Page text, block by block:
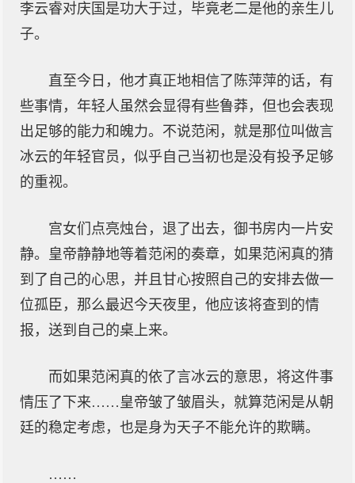
李云睿对庆国是功大于过，毕竟老二是他的亲生儿
子。
直至今日，他才真正地相信了陈萍萍的话，有
些事情，年轻人虽然会显得有些鲁莽，但也会表现
出足够的能力和魄力。不说范闲，就是那位叫做言
冰云的年轻官员，似乎自己当初也是没有投予足够
的重视。
宫女们点亮烛台，退了出去，御书房内一片安
静。皇帝静静地等着范闲的奏章，如果范闲真的猜
到了自己的心思，并且甘心按照自己的安排去做一
位孤臣，那么最迟今天夜里，他应该将查到的情
报，送到自己的桌上来。
而如果范闲真的依了言冰云的意思，将这件事
情压了下来……皇帝皱了皱眉头，就算范闲是从朝
廷的稳定考虑，也是身为天子不能允许的欺瞒。
……